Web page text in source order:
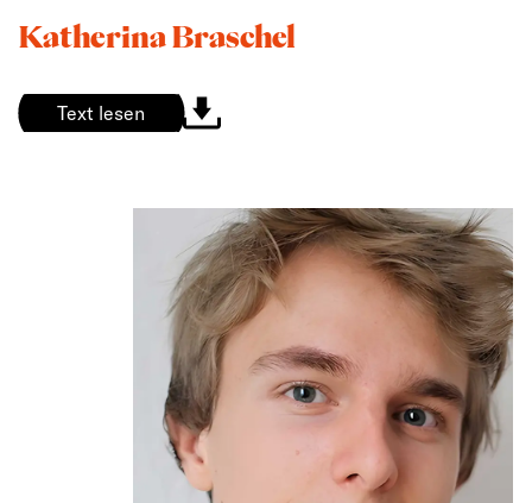
Katherina Braschel
Text lesen